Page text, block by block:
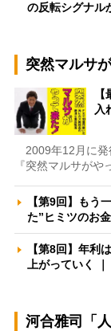
の反転シグナ
突然マルサ
入
2009年12月に発
『突然マルサが
【第9回】もう
た”ヒミツのお
【第8回】年
上がっていく
河合雅司「